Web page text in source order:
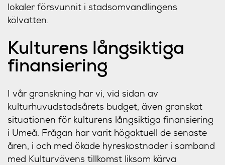
lokaler försvunnit i stadsomvandlingens
kölvatten.
Kulturens långsiktiga
finansiering
I vår granskning har vi, vid sidan av
kulturhuvudstadsårets budget, även granskat
situationen för kulturens långsiktiga finansiering
i Umeå. Frågan har varit högaktuell de senaste
åren, i och med ökade hyreskostnader i samband
med Kulturvävens tillkomst liksom kärva